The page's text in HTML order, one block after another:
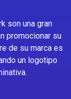
son una gran
promocionar su
de su marca es
un logotipo